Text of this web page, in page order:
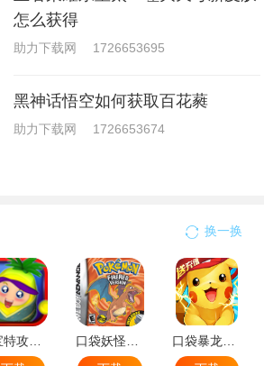
怎么获得
助力下载网 1726653695
黑神话悟空如何获取百花蕤
助力下载网 1726653674
换一换